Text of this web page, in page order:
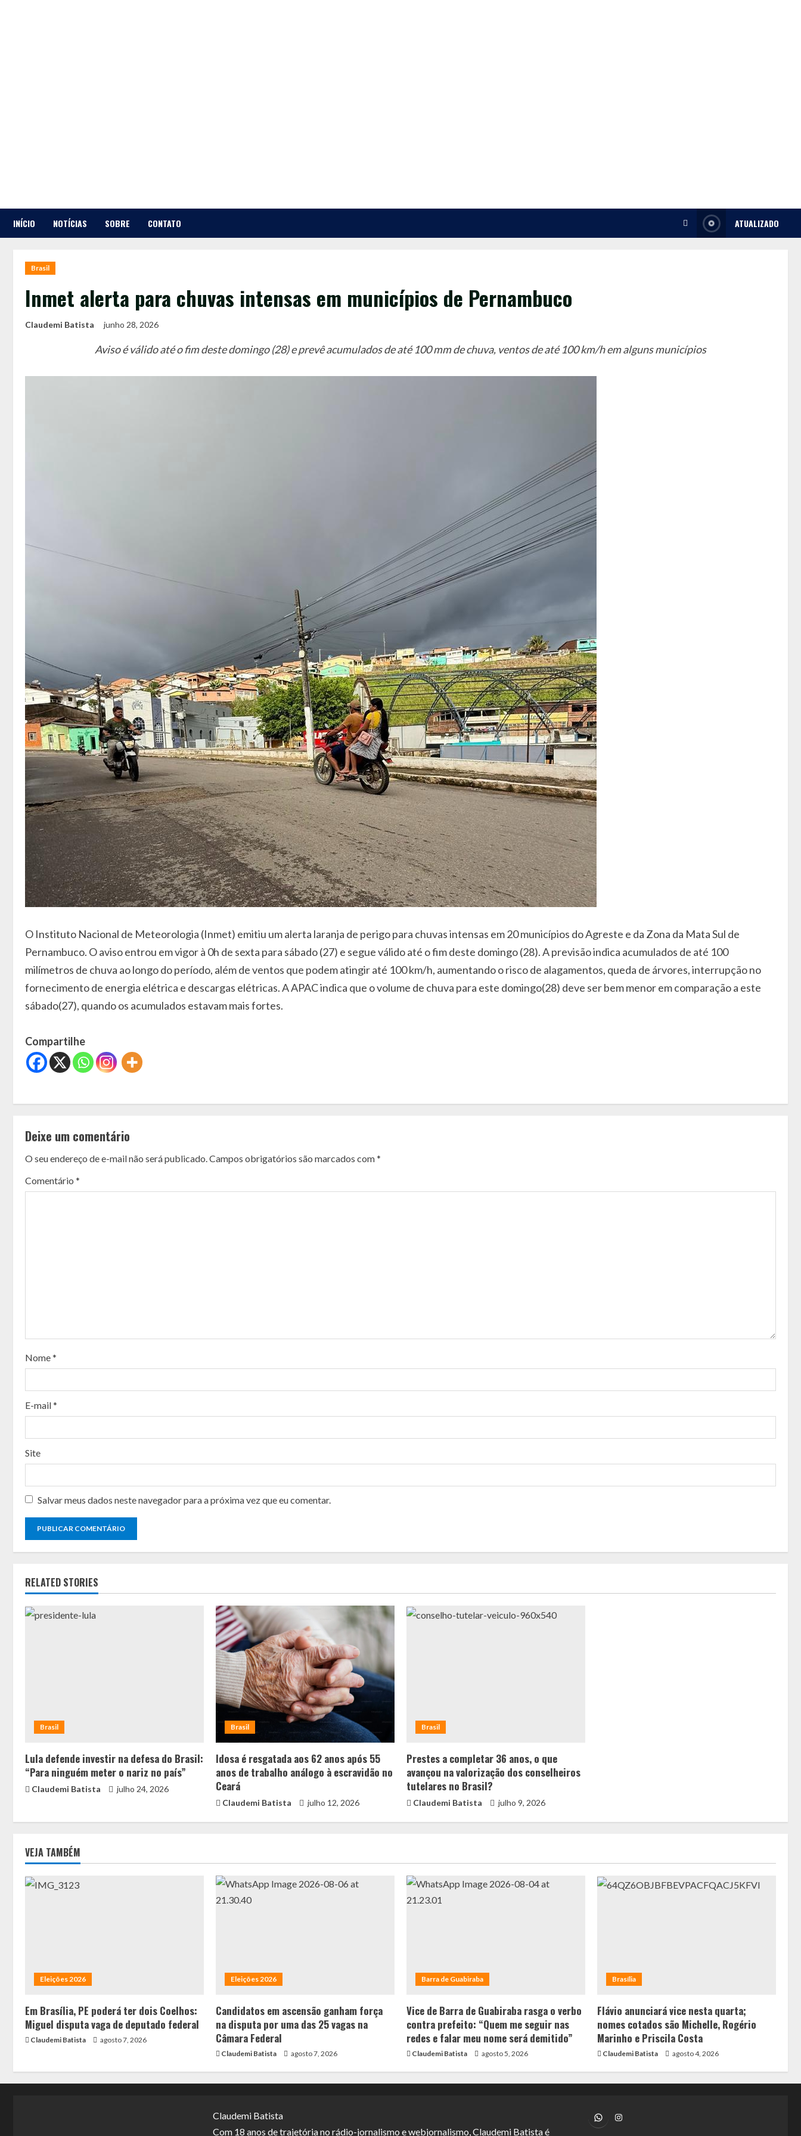
INÍCIO NOTÍCIAS SOBRE CONTATO ATUALIZADO
Brasil
Inmet alerta para chuvas intensas em municípios de Pernambuco
Claudemi Batista junho 28, 2026
Aviso é válido até o fim deste domingo (28) e prevê acumulados de até 100 mm de chuva, ventos de até 100 km/h em alguns municípios
O Instituto Nacional de Meteorologia (Inmet) emitiu um alerta laranja de perigo para chuvas intensas em 20 municípios do Agreste e da Zona da Mata Sul de
Pernambuco. O aviso entrou em vigor à 0h de sexta para sábado (27) e segue válido até o fim deste domingo (28). A previsão indica acumulados de até 100
milímetros de chuva ao longo do período, além de ventos que podem atingir até 100 km/h, aumentando o risco de alagamentos, queda de árvores, interrupção no
fornecimento de energia elétrica e descargas elétricas. A APAC indica que o volume de chuva para este domingo(28) deve ser bem menor em comparação a este
sábado(27), quando os acumulados estavam mais fortes.
Compartilhe
C
n
t
i
a
d
i
n
g
Deixe um comentário
O seu endereço de e-mail não será publicado. Campos obrigatórios são marcados com*
Comentário *
Nome*
E-mail*
Site
Salvar meus dados neste navegador para a próxima vez que eu comentar.
RELATED STORIES
Brasil
Lula defende investir na defesa do Brasil:
“Para ninguém meter o nariz no país”
Claudemi Batista julho 24, 2026
Brasil
Idosa é resgatada aos 62 anos após 55
anos de trabalho análogo à escravidão no
Ceará
Claudemi Batista julho 12, 2026
Brasil
Prestes a completar 36 anos, o que
avançou na valorização dos conselheiros
tutelares no Brasil?
Claudemi Batista julho 9, 2026
VEJA TAMBÉM
Eleições 2026
Em Brasília, PE poderá ter dois Coelhos:
Miguel disputa vaga de deputado federal
Claudemi Batista agosto 7, 2026
Eleições 2026
Candidatos em ascensão ganham força
na disputa por uma das 25 vagas na
Câmara Federal
Claudemi Batista agosto 7, 2026
Barra de Guabiraba
Vice de Barra de Guabiraba rasga o verbo
contra prefeito: “Quem me seguir nas
redes e falar meu nome será demitido”
Claudemi Batista agosto 5, 2026
Brasília
Flávio anunciará vice nesta quarta;
nomes cotados são Michelle, Rogério
Marinho e Priscila Costa
Claudemi Batista agosto 4, 2026
Claudemi Batista
Com 18 anos de trajetória no rádio-jornalismo e webjornalismo, Claudemi Batista é
WhatsApp Instagram